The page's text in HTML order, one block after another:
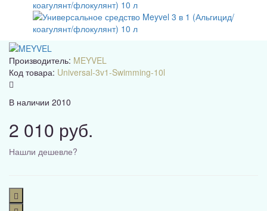
Производитель: MEYVEL
Код товара: Universal-3v1-Swimming-10l
В наличии 2010
2 010 руб.
Нашли дешевле?